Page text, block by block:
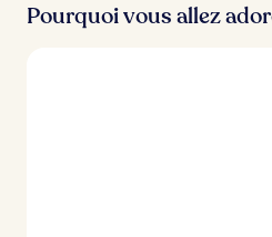
Pourquoi vous allez